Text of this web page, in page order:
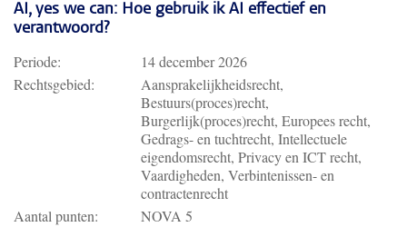
AI, yes we can: Hoe gebruik ik AI effectief en
verantwoord?
Periode:
14 december 2026
Rechtsgebied:
Aansprakelijkheidsrecht,
Bestuurs(proces)recht,
Burgerlijk(proces)recht, Europees recht,
Gedrags- en tuchtrecht, Intellectuele
eigendomsrecht, Privacy en ICT recht,
Vaardigheden, Verbintenissen- en
contractenrecht
Aantal punten:
NOVA 5